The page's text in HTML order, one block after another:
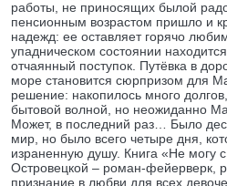
работы, не приносящих былой
пенсионным возрастом пришло и
надежд: ее оставляет горячо
упадническом состоянии
отчаянный поступок. Путёвка в
море становится сюрпризом для
решение: накопилось много
бытовой волной, но неожиданно
Может, в последний раз… Было
мир, но было всего четыре дня,
израненную душу. Книга «Не могу
Островецкой – роман-фейерверк,
признание в любви для всех